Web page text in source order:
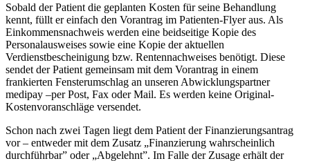
Sobald der Patient die geplanten Kosten für seine Behandlung
kennt, füllt er einfach den Vorantrag im Patienten-Flyer aus. Als
Einkommensnachweis werden eine beidseitige Kopie des
Personalausweises sowie eine Kopie der aktuellen
Verdienstbescheinigung bzw. Rentennachweises benötigt. Diese
sendet der Patient gemeinsam mit dem Vorantrag in einem
frankierten Fensterumschlag an unseren Abwicklungspartner
medipay –per Post, Fax oder Mail. Es werden keine Original-
Kostenvoranschläge versendet.
Schon nach zwei Tagen liegt dem Patient der Finanzierungsantrag
vor – entweder mit dem Zusatz „Finanzierung wahrscheinlich
durchführbar” oder „Abgelehnt”. Im Falle der Zusage erhält der